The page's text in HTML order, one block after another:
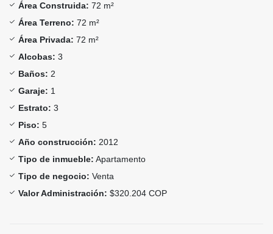
Área Construida: 72 m²
Área Terreno: 72 m²
Área Privada: 72 m²
Alcobas: 3
Baños: 2
Garaje: 1
Estrato: 3
Piso: 5
Año construcción: 2012
Tipo de inmueble: Apartamento
Tipo de negocio: Venta
Valor Administración: $320.204 COP